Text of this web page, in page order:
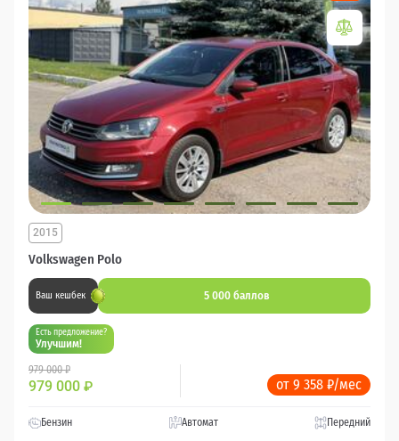
Volkswagen Polo
2015
Ваш кешбек 5 000 баллов
Есть предложение?
Улучшим!
979 000 ₽
979 000 ₽ от 9 358 ₽/мес
Бензин Автомат Передний